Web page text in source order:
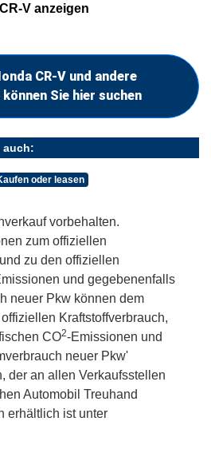
V anzeigen
CR-V und andere
Sie hier suchen
auch:
oder leasen
vorbehalten.
zum offiziellen
zu den offiziellen
und gegebenenfalls
neuer Pkw können dem
Kraftstoffverbrauch,
CO2-Emissionen und
neuer Pkw'
der an allen Verkaufsstellen
Automobil Treuhand
erhältlich ist unter